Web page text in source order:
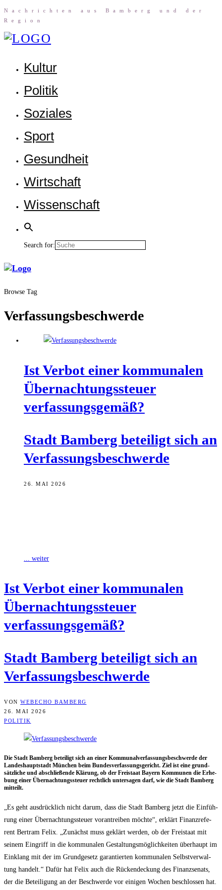
Nach­rich­ten aus Bam­berg und der
Region
Kul­tur
Poli­tik
Sozia­les
Sport
Gesund­heit
Wirt­schaft
Wis­sen­schaft
Search for:
Browse Tag
Verfassungsbeschwerde
Ist Ver­bot einer kom­mu­na­len
Über­nach­tungs­steu­er
verfassungsgemäß?
Stadt Bam­berg betei­ligt sich an
Verfassungsbeschwerde
26. MAI 2026
... weiter
Ist Ver­bot einer kom­mu­na­len
Über­nach­tungs­steu­er
verfassungsgemäß?
Stadt Bam­berg betei­ligt sich an
Verfassungsbeschwerde
VON WEBECHO BAMBERG
26. MAI 2026
POLITIK
Die Stadt Bam­berg betei­ligt sich an einer Kom­mu­nal­ver­fas­sungs­be­schwer­de der
Lan­des­haupt­stadt Mün­chen beim Bun­des­ver­fas­sungs­ge­richt. Ziel ist eine grund­
sätz­li­che und abschlie­ßen­de Klä­rung, ob der Frei­staat Bay­ern Kom­mu­nen die Erhe­
bung einer Über­nach­tungs­steu­er recht­lich unter­sa­gen darf, wie die Stadt Bam­berg
mitteilt.
„Es geht aus­drück­lich nicht dar­um, dass die Stadt Bam­berg jetzt die Ein­füh­
rung einer Über­nach­tungs­steu­er vor­an­trei­ben möch­te“, erklärt Finanz­re­fe­
rent Bert­ram Felix. „Zunächst muss geklärt wer­den, ob der Frei­staat mit
sei­nem Ein­griff in die kom­mu­na­len Gestal­tungs­mög­lich­kei­ten über­haupt im
Ein­klang mit der im Grund­ge­setz garan­tier­ten kom­mu­na­len Selbst­ver­wal­
tung han­delt.“ Dafür hat Felix auch die Rücken­de­ckung des Finanz­se­nats,
der die Betei­li­gung an der Beschwer­de vor eini­gen Wochen beschlos­sen hat.